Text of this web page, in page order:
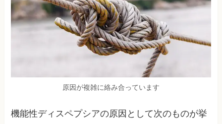
原因が複雑に絡み合っています
機能性ディスペプシアの原因として次のものが挙